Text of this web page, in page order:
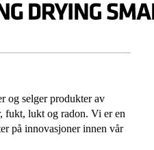
og selger produkter av
fukt, lukt og radon. Vi er en
på innovasjoner innen vår